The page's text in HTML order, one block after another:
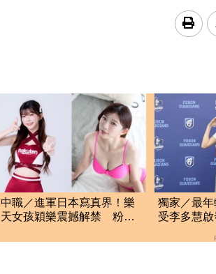
中職／進軍日本寫真界！樂
天女孩穎樂震撼解禁 粉色
獨家／最
受李多慧